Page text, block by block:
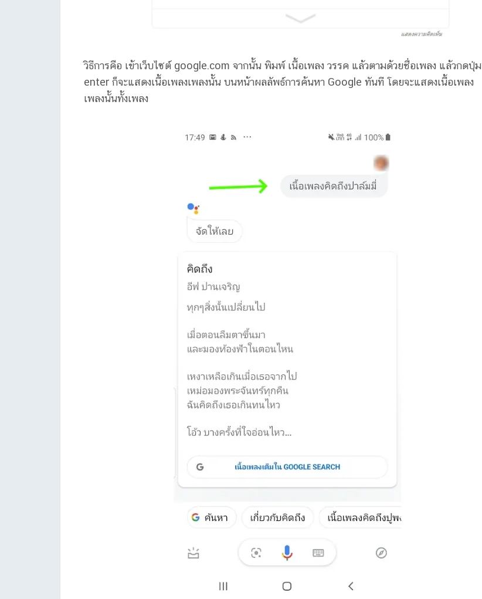
วิธีการคือ เข้าเว็บไซต์ google.com จากนั้น พิมพ์ เนื้อเพลง วรรค แล้วตามด้วยชื่อเพลง แล้วกดปุ่ม
enter ก็จะแสดงเนื้อเพลงเพลงนั้น บนหน้าผลลัพธ์การค้นหา Google ทันที โดยจะแสดงเนื้อเพลง
เพลงนั้นทั้งเพลง